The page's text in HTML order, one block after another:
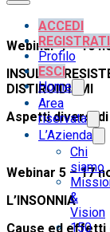
ACCEDI
REGISTRATI
Profilo
ESCI
Home
Area
riservata
L’Azienda
Chi
siamo
&
Vision
150
Webinar 4 – 10
DISTIROIDISMI
Aspetti diversi di
Webinar 5 – 17
L’INSONNIA
Cause ed effetti